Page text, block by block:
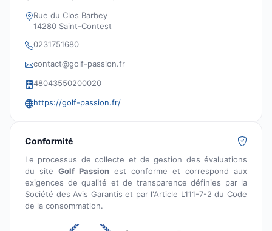
Rue du Clos Barbey
14280 Saint-Contest
0231751680
contact@golf-passion.fr
48043550200020
https://golf-passion.fr/
Conformité
Le processus de collecte et de gestion des évaluations
du site Golf Passion est conforme et correspond aux
exigences de qualité et de transparence définies par la
Société des Avis Garantis et par l'Article L111-7-2 du Code
de la consommation.